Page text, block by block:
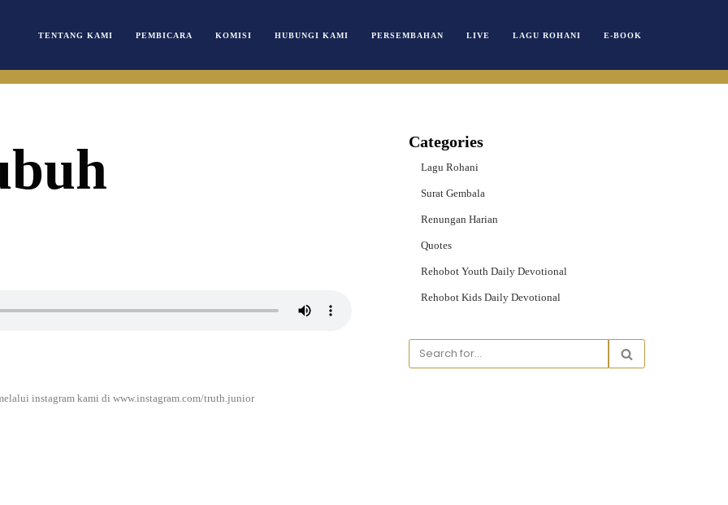
TENTANG KAMI PEMBICARA KOMISI HUBUNGI KAMI PERSEMBAHAN LIVE LAGU ROHANI E-BOOK
instagram kami di www.instagram.com/truth.junior
Categories
Lagu Rohani
Surat Gembala
Renungan Harian
Quotes
Rehobot Youth Daily Devotional
Rehobot Kids Daily Devotional